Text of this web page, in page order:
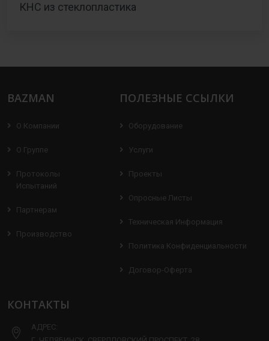
КНС из стеклопластика
BAZMAN
О Компании
О Группе
Протоколы
Испытаний
Партнерам
Производство
ПОЛЕЗНЫЕ ССЫЛКИ
Оборудование
Услуги
Проекты
Опросные Листы
Техническая Информация
Политика Конфиденциальности
Договор-Оферта
КОНТАКТЫ
АДРЕС: